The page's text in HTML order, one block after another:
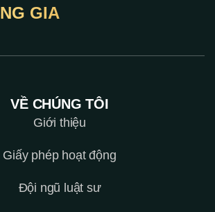
GIA
VỀ CHÚNG TÔI
Giới thiệu
Giấy phép hoạt động
Đội ngũ luật sư